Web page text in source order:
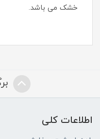
خشک می باشد.
اطلاعات کلی